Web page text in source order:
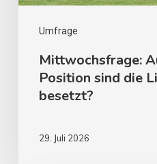
Umfrage
Mittwochsfrage:
Position sind die
besetzt?
29. Juli 2026